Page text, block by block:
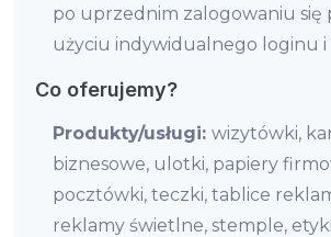
po uprzednim zalogowaniu się
użyciu indywidualnego loginu i
Co oferujemy?
Produkty/usługi: wizytówki,
biznesowe, ulotki, papiery
pocztówki, teczki, tablice
reklamy świetlne, stemple,